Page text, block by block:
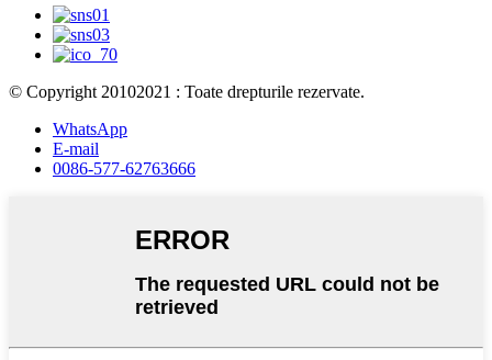
© Copyright 20102021 : Toate drepturile rezervate.
WhatsApp
E-mail
0086-577-62763666